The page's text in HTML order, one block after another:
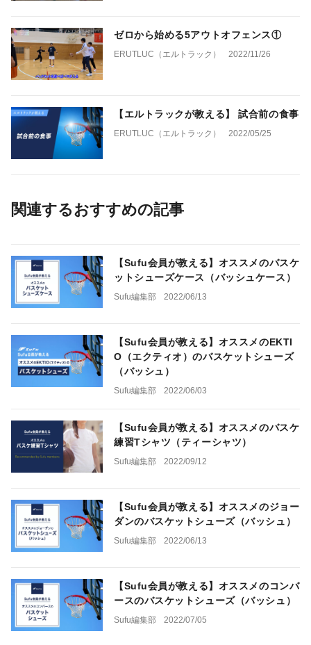
ゼロから始める5アウトオフェンス①
ERUTLUC（エルトラック） 2022/11/26
【エルトラックが教える】 試合前の食事
ERUTLUC（エルトラック） 2022/05/25
関連するおすすめの記事
【Sufu会員が教える】オススメのバスケ
ットシューズケース（バッシュケース）
Sufu編集部 2022/06/13
【Sufu会員が教える】オススメのEKTI
O（エクティオ）のバスケットシューズ
（バッシュ）
Sufu編集部 2022/06/03
【Sufu会員が教える】オススメのバスケ
練習Tシャツ（ティーシャツ）
Sufu編集部 2022/09/12
【Sufu会員が教える】オススメのジョー
ダンのバスケットシューズ（バッシュ）
Sufu編集部 2022/06/13
【Sufu会員が教える】オススメのコンバ
ースのバスケットシューズ（バッシュ）
Sufu編集部 2022/07/05